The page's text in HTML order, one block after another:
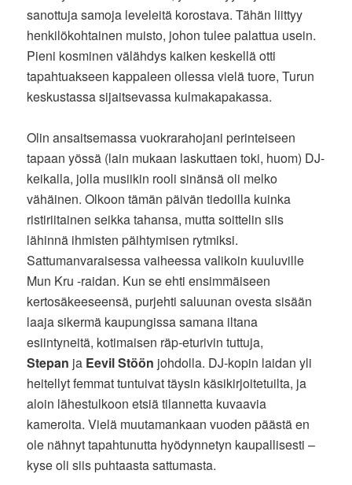
sanottuja samoja leveleitä korostava. Tähän liittyy
henkilökohtainen muisto, johon tulee palattua usein.
Pieni kosminen välähdys kaiken keskellä otti
tapahtuakseen kappaleen ollessa vielä tuore, Turun
keskustassa sijaitsevassa kulmakapakassa.
Olin ansaitsemassa vuokrarahojani perinteiseen
tapaan yössä (lain mukaan laskuttaen toki, huom) DJ-
keikalla, jolla musiikin rooli sinänsä oli melko
vähäinen. Olkoon tämän päivän tiedoilla kuinka
ristiriitainen seikka tahansa, mutta soittelin siis
lähinnä ihmisten päihtymisen rytmiksi.
Sattumanvaraisessa vaiheessa valikoin kuuluville
Mun Kru -raidan. Kun se ehti ensimmäiseen
kertosäkeeseensä, purjehti saluunan ovesta sisään
laaja sikermä kaupungissa samana iltana
esiintyneitä, kotimaisen räp-eturivin tuttuja,
Stepan ja Eevil Stöön johdolla. DJ-kopin laidan yli
heitellyt femmat tuntuivat täysin käsikirjoitetuilta, ja
aloin lähestulkoon etsiä tilannetta kuvaavia
kameroita. Vielä muutamankaan vuoden päästä en
ole nähnyt tapahtunutta hyödynnetyn kaupallisesti –
kyse oli siis puhtaasta sattumasta.